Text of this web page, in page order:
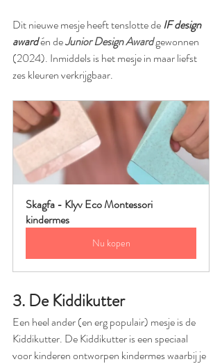
Dit nieuwe mesje heeft tenslotte de IF design
award én de Junior Design Award gewonnen
(2024). Inmiddels is het mesje in maar liefst
zes kleuren verkrijgbaar.
Skagfa - Klyv Eco Montessori
kindermes
Nu kopen
3. De Kiddikutter
Een heel ander (en erg populair) mesje is de
Kiddikutter. De Kiddikutter is een speciaal
voor kinderen ontworpen kindermes waarbij je